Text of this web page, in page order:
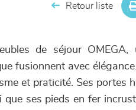
Retour liste
de séjour
fusionnent avec
et praticité. Ses portes
que ses pieds en fer